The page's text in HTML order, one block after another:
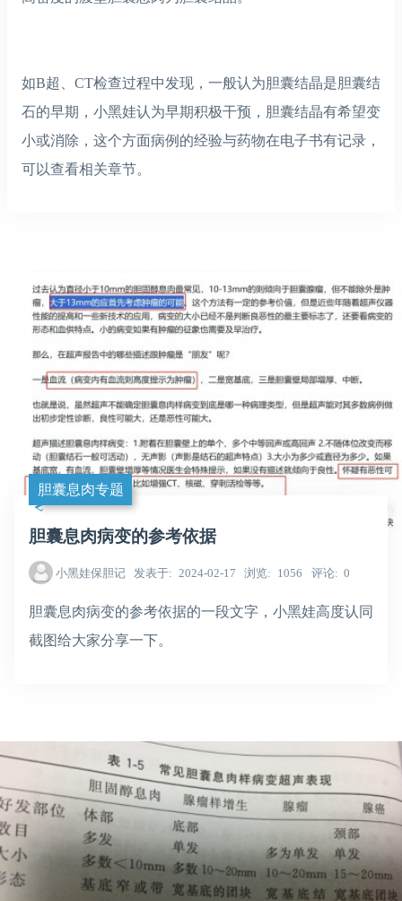
如B超、CT检查过程中发现，一般认为胆囊结晶是胆囊结
石的早期，小黑娃认为早期积极干预，胆囊结晶有希望变
小或消除，这个方面病例的经验与药物在电子书有记录，
可以查看相关章节。
胆囊息肉专题
胆囊息肉病变的参考依据
小黑娃保胆记 发表于 2024-02-17 浏览 1056 评论 0
胆囊息肉病变的参考依据的一段文字，小黑娃高度认同
截图给大家分享一下。